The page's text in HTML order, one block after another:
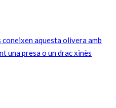
aquesta olivera amb
una presa o un drac xinès